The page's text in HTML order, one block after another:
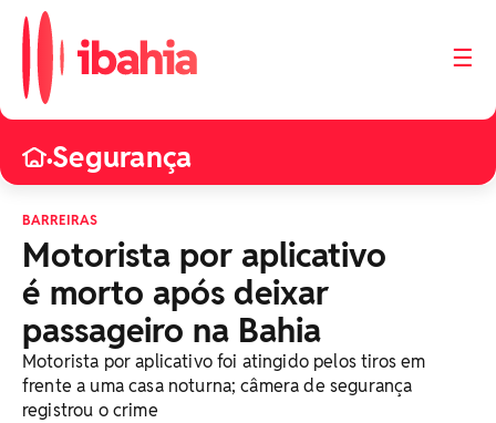
☰
•Segurança
BARREIRAS
Motorista por aplicativo
é morto após deixar
passageiro na Bahia
Motorista por aplicativo foi atingido pelos tiros em
frente a uma casa noturna; câmera de segurança
registrou o crime